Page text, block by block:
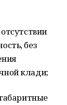
без
клади;